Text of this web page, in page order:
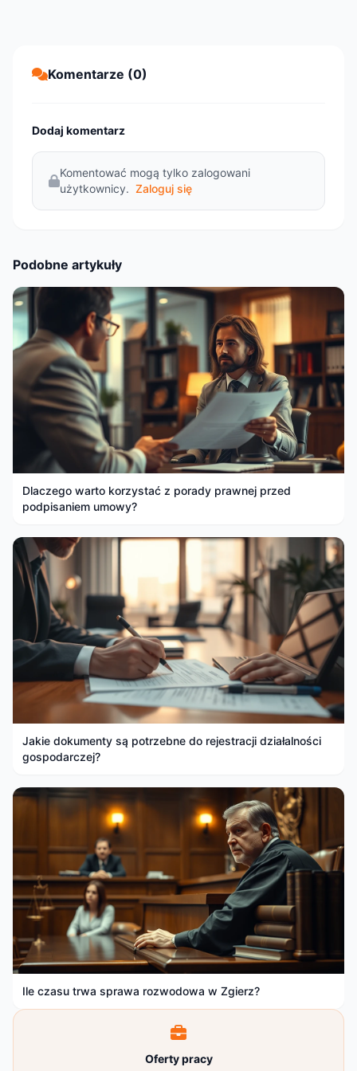
Komentarze (0)
Dodaj komentarz
Komentować mogą tylko zalogowani
użytkownicy. Zaloguj się
Podobne artykuły
Dlaczego warto korzystać z porady prawnej przed
podpisaniem umowy?
Jakie dokumenty są potrzebne do rejestracji działalności
gospodarczej?
Ile czasu trwa sprawa rozwodowa w Zgierz?
Oferty pracy